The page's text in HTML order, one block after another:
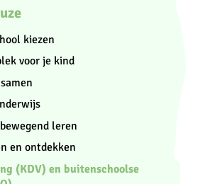
kiezen
voor je kind
leren
en ontdekken
(KDV) en buitenschoolse